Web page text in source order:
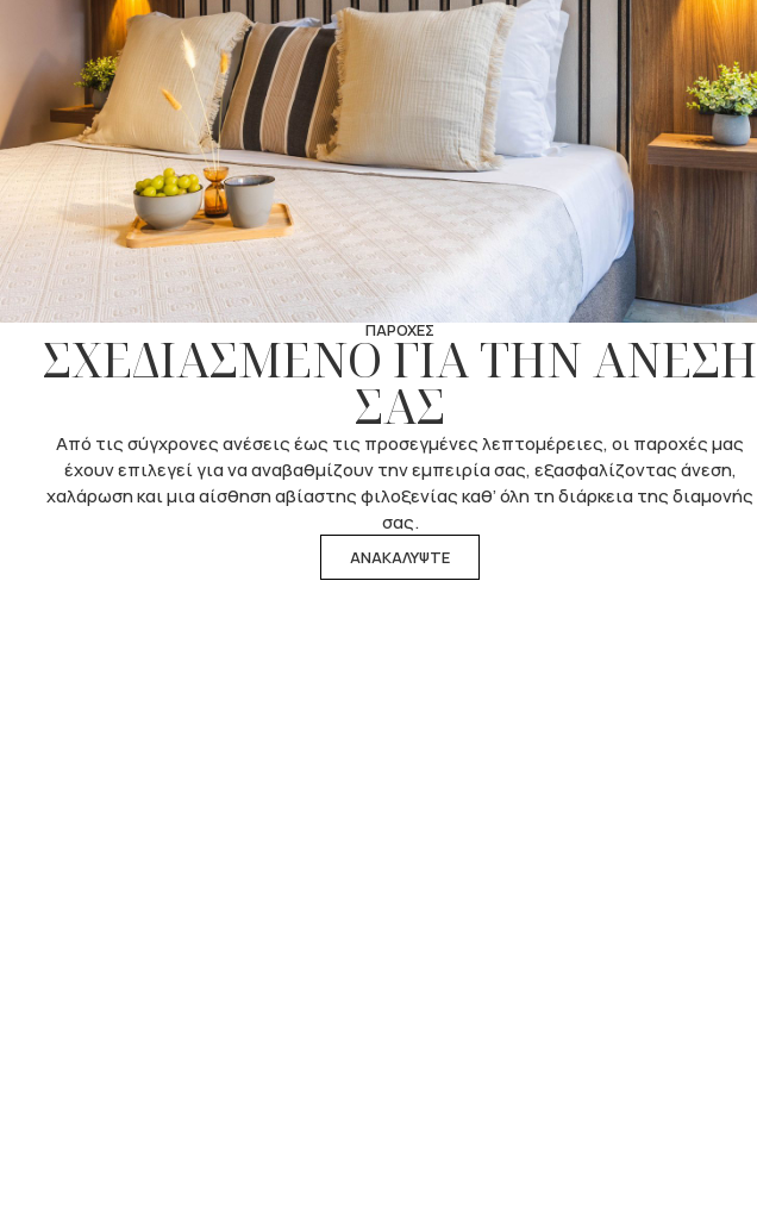
ΠΑΡΟΧΕΣ
ΣΧΕΔΙΑΣΜΕΝΟ ΓΙΑ ΤΗΝ ΑΝΕΣΗ
ΣΑΣ
Από τις σύγχρονες ανέσεις έως τις προσεγμένες λεπτομέρειες, οι παροχές μας
έχουν επιλεγεί για να αναβαθμίζουν την εμπειρία σας, εξασφαλίζοντας άνεση,
χαλάρωση και μια αίσθηση αβίαστης φιλοξενίας καθ’ όλη τη διάρκεια της διαμονής
σας.
ΑΝΑΚΑΛΥΨΤΕ